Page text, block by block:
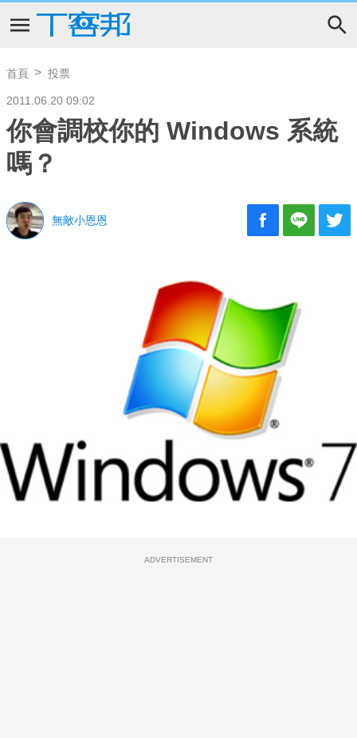
首頁 投票
2011.06.20 09:02
你會調校你的 Windows 系統
嗎？
無敵小恩恩
ADVERTISEMENT